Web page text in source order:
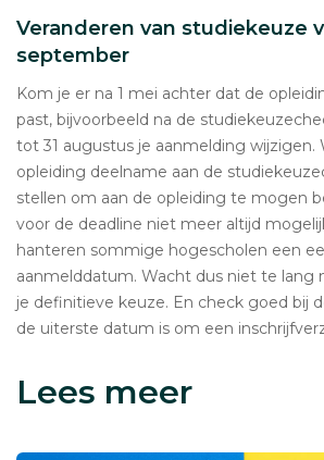
Veranderen van studiekeuze
september
Kom je er na 1 mei achter dat de
past, bijvoorbeeld na de
tot 31 augustus je aanmelding wijzigen.
opleiding deelname aan de
stellen om aan de opleiding te mogen
voor de deadline niet meer altijd
hanteren sommige hogescholen een
aanmelddatum. Wacht dus niet te lang
je definitieve keuze. En check goed bij
de uiterste datum is om een
Lees meer